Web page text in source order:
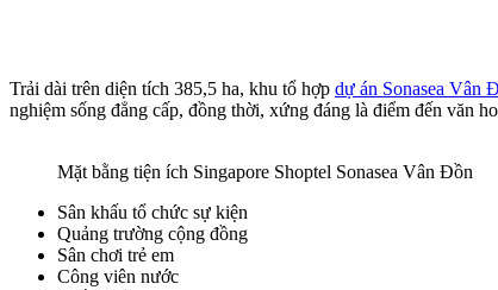
Trải dài trên diện tích 385,5 ha, khu tổ hợp dự án Sonasea Vân
nghiệm sống đẳng cấp, đồng thời, xứng đáng là điểm đến văn
Mặt bằng tiện ích Singapore Shoptel Sonasea Vân Đồn
Sân khấu tổ chức sự kiện
Quảng trường cộng đồng
Sân chơi trẻ em
Công viên nước